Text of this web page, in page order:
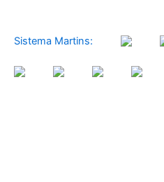
Sistema Martins: